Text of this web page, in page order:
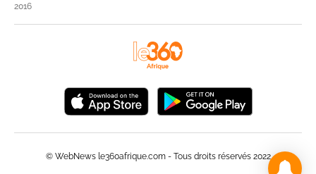
2016
© WebNews le360afrique.com - Tous droits réservés 2022